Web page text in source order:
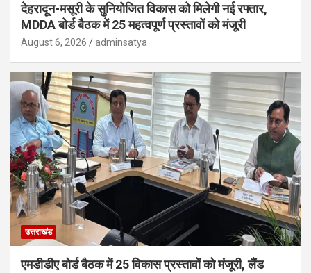
देहरादून-मसूरी के सुनियोजित विकास को मिलेगी नई रफ्तार,
MDDA बोर्ड बैठक में 25 महत्वपूर्ण प्रस्तावों को मंजूरी
August 6, 2026 adminsatya
उत्तराखंड
एमडीडीए बोर्ड बैठक में 25 विकास प्रस्तावों को मंजूरी, लैंड